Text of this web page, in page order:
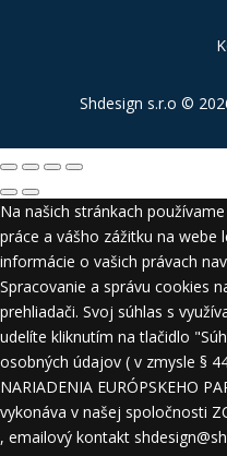
Shdesign s.r.o ©
Na našich stránkach
práce a vášho zážitku na webe
informácie o vašich právach
Spracovanie a správu cookies
prehliadači. Svoj súhlas s
udelíte kliknutím na tlačidlo
osobných údajov ( v zmysle §
NARIADENIA EURÓPSKEHO
vykonáva v našej spoločnosti
, emailový kontakt